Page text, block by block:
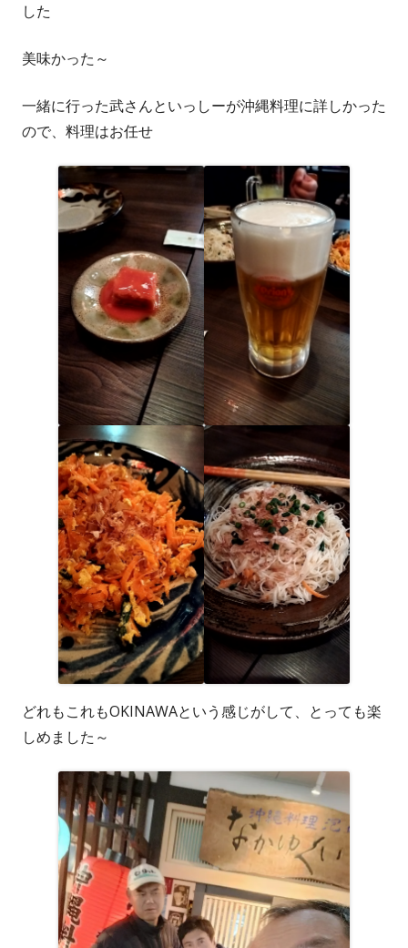
した
美味かった～
一緒に行った武さんといっしーが沖縄料理に詳しかった
ので、料理はお任せ
どれもこれもOKINAWAという感じがして、とっても楽
しめました～